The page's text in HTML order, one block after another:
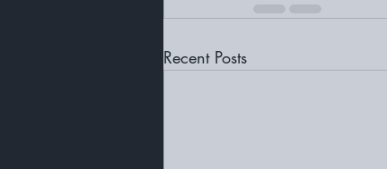
Recent Posts